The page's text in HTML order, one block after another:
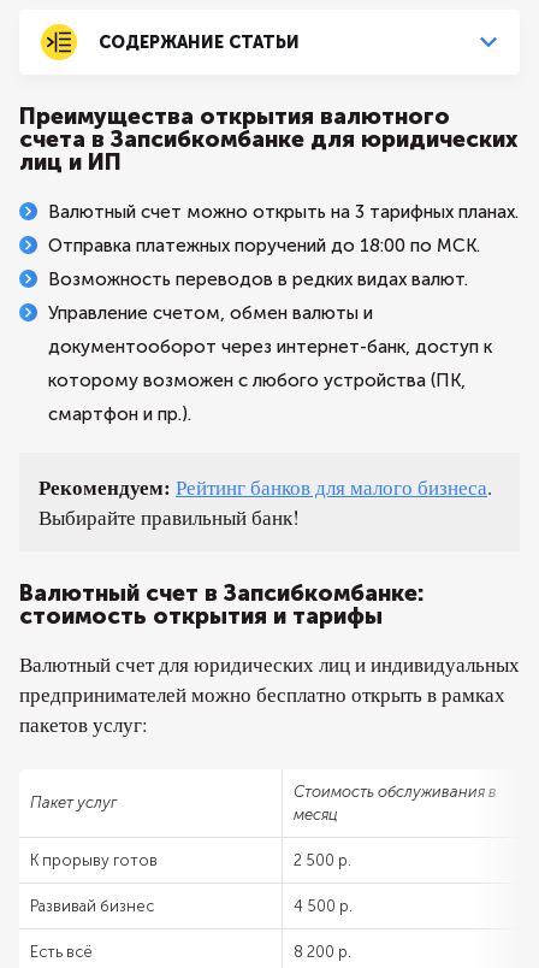
СОДЕРЖАНИЕ СТАТЬИ
Преимущества открытия валютного
счета в Запсибкомбанке для юридических
лиц и ИП
Валютный счет можно открыть на 3 тарифных планах.
Отправка платежных поручений до 18:00 по МСК.
Возможность переводов в редких видах валют.
Управление счетом, обмен валюты и
документооборот через интернет-банк, доступ к
которому возможен с любого устройства (ПК,
смартфон и пр.).
Рекомендуем: Рейтинг банков для малого бизнеса.
Выбирайте правильный банк!
Валютный счет в Запсибкомбанке:
стоимость открытия и тарифы
Валютный счет для юридических лиц и индивидуальных
предпринимателей можно бесплатно открыть в рамках
пакетов услуг:
Пакет услуг
Стоимость обслуживания в
месяц
К прорыву готов 2 500 р.
Развивай бизнес 4 500 р.
Есть всё 8 200 р.